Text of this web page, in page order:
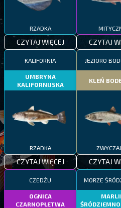
RZADKA
CZYTAJ WIĘCEJ CZYTAJ
KALIFORNIA
UMBRYNA
KALIFORNIJSKA
RZADKA
CZYTAJ WIĘCEJ
JEZIORO
KLEŃ
CZYTAJ
CZEDŻU
OGNICA
CZARNOPŁETWA
MORZE